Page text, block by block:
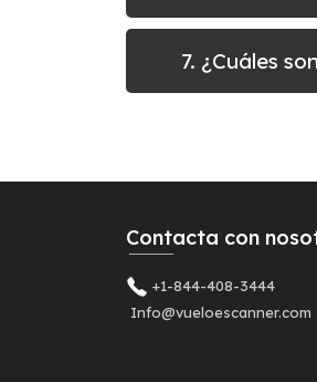
7. ¿Cuáles
Contacta con
+1-844-408-3444
Info@vueloescanner.com